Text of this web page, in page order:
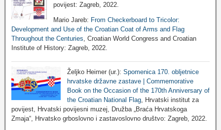
povijest: Zagreb, 2022.
Mario Jareb: From Checkerboard to Tricolor:
Development and Use of the Croatian Coat of Arms and Flag
Throughout the Centuries , Croatian World Congress and Croatian
Institute of History: Zagreb, 2022.
Željko Heimer (ur.): Spomenica 170. obljetnice
hrvatske državne zastave | Commemorative
Book on the Occasion of the 170th Anniversary of
the Croatian National Flag, Hrvatski institut za
povijest, Hrvatski povijesni muzej, Družba „Braća Hrvatskoga
Zmaja“, Hrvatsko grboslovno i zastavoslovno društvo: Zagreb, 2022.